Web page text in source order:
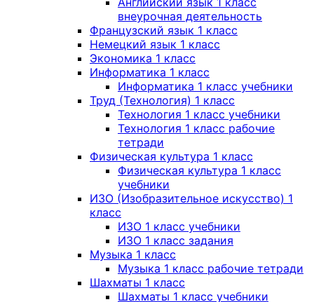
внеурочная деятельность
Французский язык 1 класс
Немецкий язык 1 класс
Экономика 1 класс
Информатика 1 класс
Информатика 1 класс учебники
Труд (Технология) 1 класс
Технология 1 класс учебники
Технология 1 класс рабочие
тетради
Физическая культура 1 класс
Физическая культура 1 класс
учебники
ИЗО (Изобразительное искусство) 1
класс
ИЗО 1 класс учебники
ИЗО 1 класс задания
Музыка 1 класс
Музыка 1 класс рабочие тетради
Шахматы 1 класс
Шахматы 1 класс учебники